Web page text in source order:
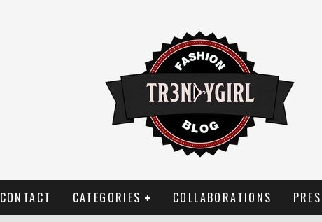
CONTACT CATEGORIES COLLABORATIONS